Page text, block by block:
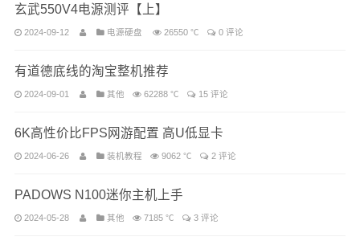
玄武550V4电源测评【上】
2024-09-12 电源硬盘 26550 ℃ 0 评论
有道德底线的淘宝整机推荐
2024-09-01 其他 62288 ℃ 15 评论
6K高性价比FPS网游配置 高U低显卡
2024-06-26 装机教程 9062 ℃ 2 评论
PADOWS N100迷你主机上手
2024-05-28 其他 7185 ℃ 3 评论